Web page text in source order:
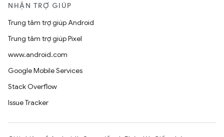
NHẬN TRỢ GIÚP
Trung tâm trợ giúp Android
Trung tâm trợ giúp Pixel
www.android.com
Google Mobile Services
Stack Overflow
Issue Tracker